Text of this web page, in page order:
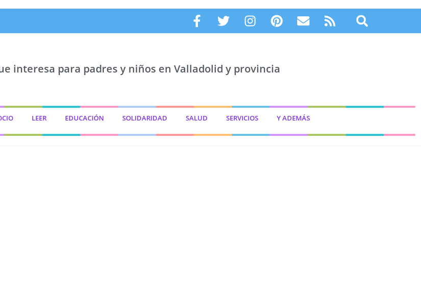
interesa para padres y niños en Valladolid y provincia
LEER EDUCACIÓN SOLIDARIDAD SALUD SERVICIOS Y ADEMÁS